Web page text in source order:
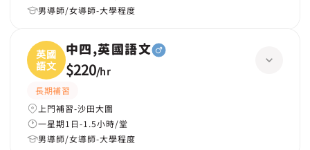
男導師/女導師-大學程度
英國
語文
中四,英國語文
$220/hr
長期補習
上門補習-沙田大圍
一星期1日-1.5小時/堂
男導師/女導師-大學程度